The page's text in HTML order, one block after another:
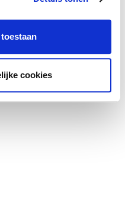
cookies
centrum